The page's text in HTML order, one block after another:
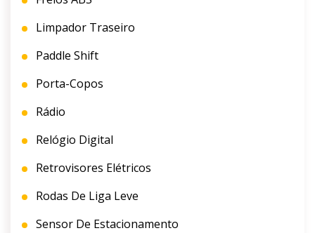
Limpador Traseiro
Paddle Shift
Porta-Copos
Rádio
Relógio Digital
Retrovisores Elétricos
Rodas De Liga Leve
Sensor De Estacionamento